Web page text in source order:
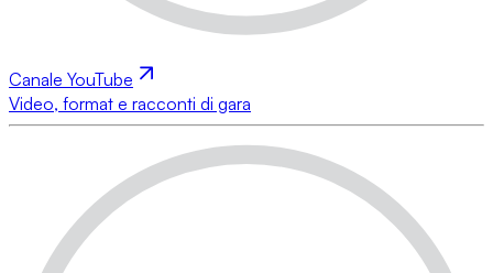
Canale YouTube
Video, format e racconti di gara